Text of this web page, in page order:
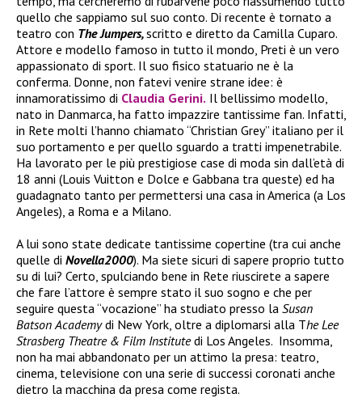
quello che sappiamo sul suo conto. Di recente è tornato a
teatro con The Jumpers,scritto e diretto da Camilla Cuparo.
Attore e modello famoso in tutto il mondo, Preti è un vero
appassionato di sport. Il suo fisico statuario ne è la
conferma. Donne, non fatevi venire strane idee: è
innamoratissimo di Claudia Gerini. Il bellissimo modello,
nato in Danmarca, ha fatto impazzire tantissime fan. Infatti,
in Rete molti l’hanno chiamato “Christian Grey” italiano per il
suo portamento e per quello sguardo a tratti impenetrabile.
Ha lavorato per le più prestigiose case di moda sin dall’età di
18 anni (Louis Vuitton e Dolce e Gabbana tra queste) ed ha
guadagnato tanto per permettersi una casa in America (a Los
Angeles), a Roma e a Milano.
A lui sono state dedicate tantissime copertine (tra cui anche
quelle di Novella2000). Ma siete sicuri di sapere proprio tutto
su di lui? Certo, spulciando bene in Rete riuscirete a sapere
che fare l’attore è sempre stato il suo sogno e che per
seguire questa “vocazione” ha studiato presso la Susan
Batson Academydi New York, oltre a diplomarsi alla The Lee
Strasberg Theatre & Film Institutedi Los Angeles. Insomma,
non ha mai abbandonato per un attimo la presa: teatro,
cinema, televisione con una serie di successi coronati anche
dietro la macchina da presa come regista.